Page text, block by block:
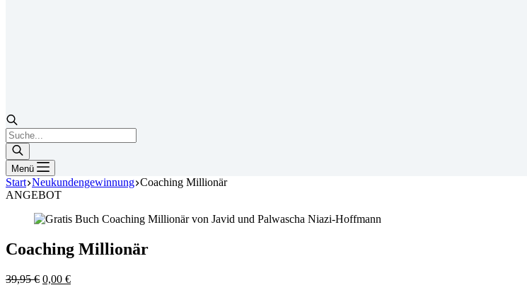
Products
search
Menü
Start Neukundengewinnung Coaching Millionär
ANGEBOT
Coaching Millionär
39,95€ Ursprünglicher
0,00 €Aktueller